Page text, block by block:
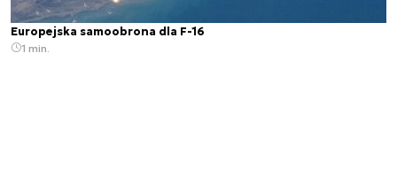
Europejska samoobrona dla F-16
1 min.